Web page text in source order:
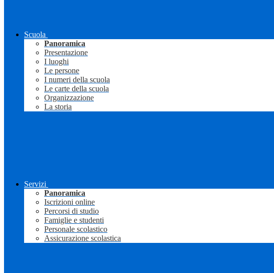
Scuola
Panoramica
Presentazione
I luoghi
Le persone
I numeri della scuola
Le carte della scuola
Organizzazione
La storia
Servizi
Panoramica
Iscrizioni online
Percorsi di studio
Famiglie e studenti
Personale scolastico
Assicurazione scolastica